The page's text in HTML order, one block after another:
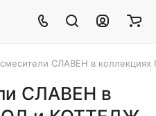
СЛАВЕН в
СЛАВЕН в